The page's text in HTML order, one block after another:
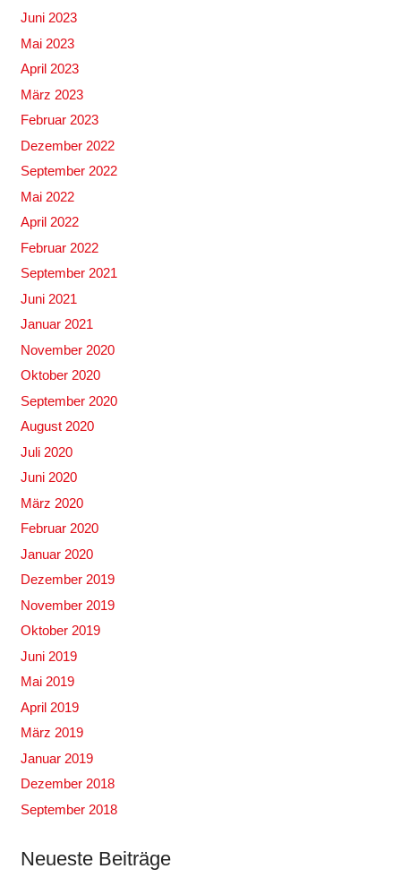
Juni 2023
Mai 2023
April 2023
März 2023
Februar 2023
Dezember 2022
September 2022
Mai 2022
April 2022
Februar 2022
September 2021
Juni 2021
Januar 2021
November 2020
Oktober 2020
September 2020
August 2020
Juli 2020
Juni 2020
März 2020
Februar 2020
Januar 2020
Dezember 2019
November 2019
Oktober 2019
Juni 2019
Mai 2019
April 2019
März 2019
Januar 2019
Dezember 2018
September 2018
Neueste Beiträge